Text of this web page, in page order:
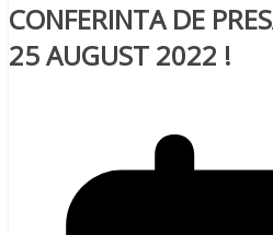
CONFERINTA DE
25 AUGUST 2022 !